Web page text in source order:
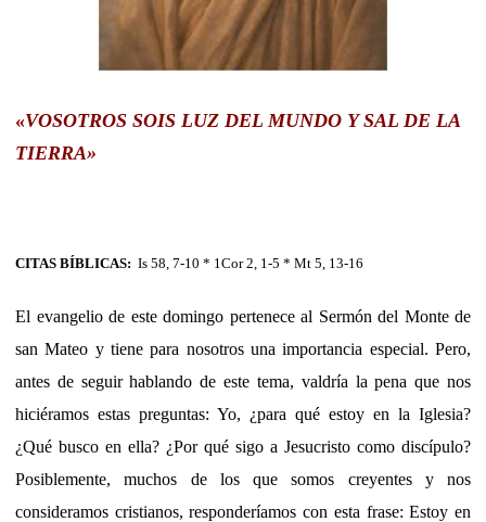
«VOSOTROS SOIS LUZ DEL MUNDO Y SAL DE LA
TIERRA»
CITAS BÍBLICAS: Is 58, 7-10 * 1Cor 2, 1-5 * Mt 5, 13-16
El evangelio de este domingo pertenece al Sermón del Monte de
san Mateo y tiene para nosotros una importancia especial. Pero,
antes de seguir hablando de este tema, valdría la pena que nos
hiciéramos estas preguntas: Yo, ¿para qué estoy en la Iglesia?
¿Qué busco en ella? ¿Por qué sigo a Jesucristo como discípulo?
Posiblemente, muchos de los que somos creyentes y nos
consideramos cristianos, responderíamos con esta frase: Estoy en